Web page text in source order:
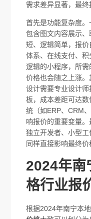
需求差异显著，最终
首先是功能复杂度
包含图文内容展示
短、逻辑简单，报
体系、在线支付、
逻辑的小程序，所需
价格也会随之上涨
设计需要专业设计
板，成本差距可达
统（如ERP、CRM
响报价的重要变量
独立开发者、小型
同样直接影响最终价
2024年南
格行业报
根据2024年南宁本